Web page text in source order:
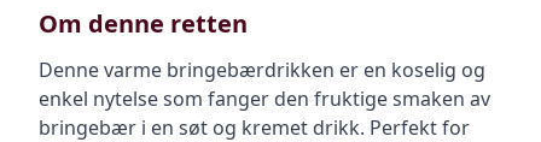
Om denne retten
Denne varme bringebærdrikken er en koselig og
enkel nytelse som fanger den fruktige smaken av
bringebær i en søt og kremet drikk. Perfekt for